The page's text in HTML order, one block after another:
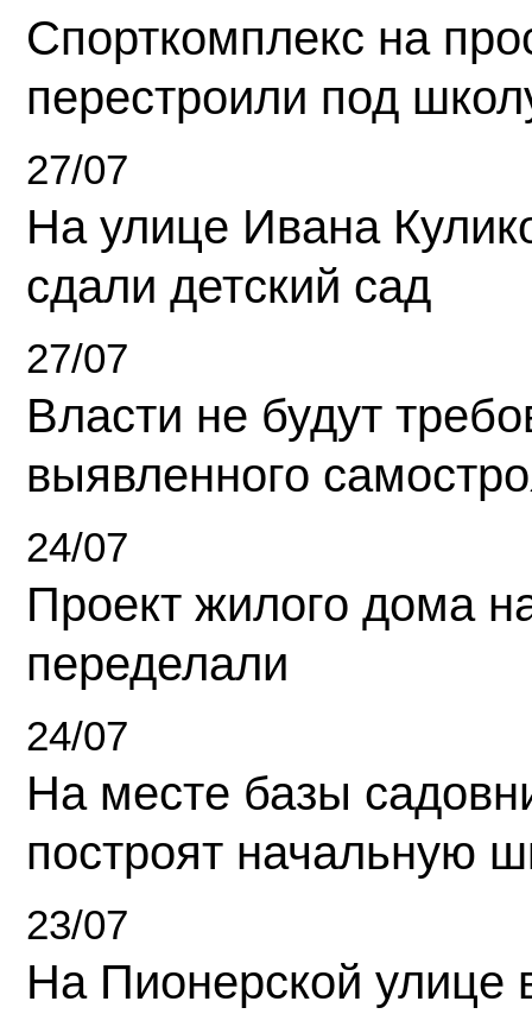
Спорткомплекс на
перестроили под
27/07
На улице Ивана
сдали детский сад
27/07
Власти не будут
выявленного
24/07
Проект жилого дома
переделали
24/07
На месте базы
построят начальную
23/07
На Пионерской улице